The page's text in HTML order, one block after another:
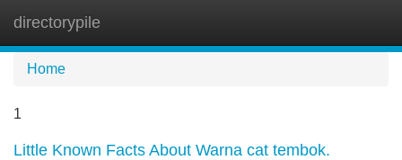
directorypile
Home
1
Little Known Facts About Warna cat tembok.